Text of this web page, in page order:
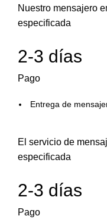
Nuestro mensajero
especificada
2-3 días
Pago
Entrega de
El servicio de
especificada
2-3 días
Pago